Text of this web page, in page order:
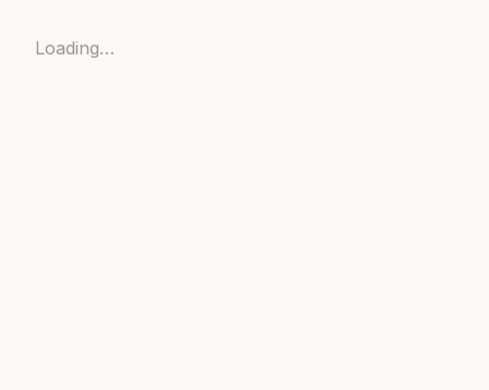
Loading…